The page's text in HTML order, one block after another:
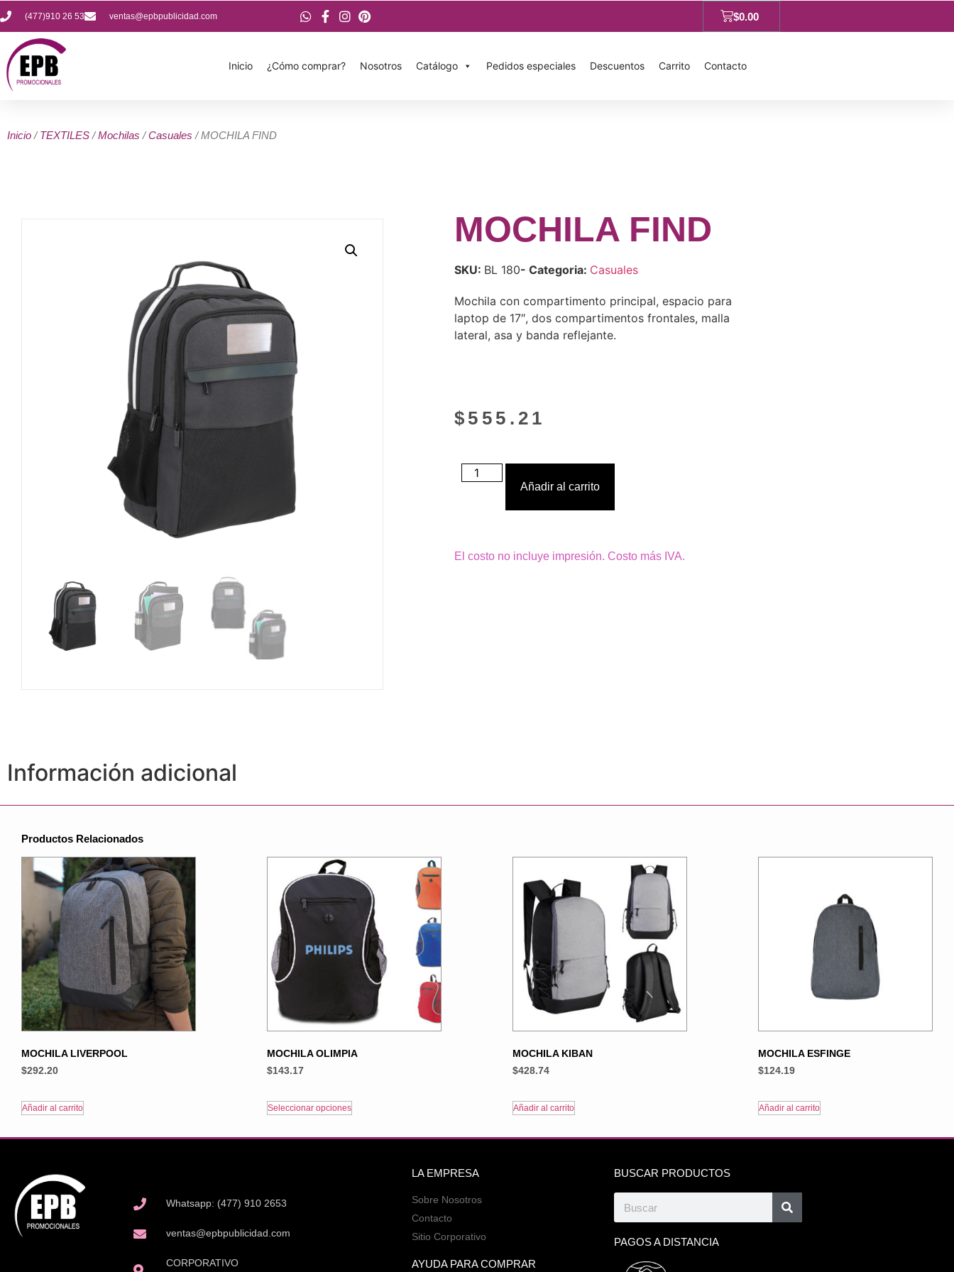
(477)910 26 53 ventas@epbpublicidad.com $0.00
Inicio ¿Cómo comprar? Nosotros Catálogo Pedidos especiales Descuentos Carrito Contacto
Inicio /TEXTILES /Mochilas /Casuales / MOCHILA FIND
MOCHILA FIND
SKU: BL 180- Categoria: Casuales
Mochila con compartimento principal, espacio para
laptop de 17″, dos compartimentos frontales, malla
lateral, asa y banda reflejante.
$ 555.21
Añadir al carrito
El costo no incluye impresión. Costo más IVA.
Información adicional
Productos Relacionados
MOCHILA LIVERPOOL
$292.20
Añadir al carrito
MOCHILA OLIMPIA
$143.17
Seleccionar opciones
MOCHILA KIBAN
$428.74
Añadir al carrito
MOCHILA ESFINGE
$124.19
Añadir al carrito
Whatsapp: (477) 910 2653
ventas@epbpublicidad.com
CORPORATIVO
LA EMPRESA
Sobre Nosotros
Contacto
Sitio Corporativo
AYUDA PARA COMPRAR
BUSCAR PRODUCTOS
PAGOS A DISTANCIA